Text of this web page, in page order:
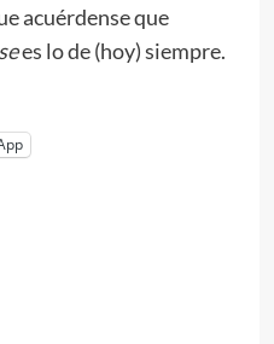
acuérdense que
es lo de (hoy) siempre.